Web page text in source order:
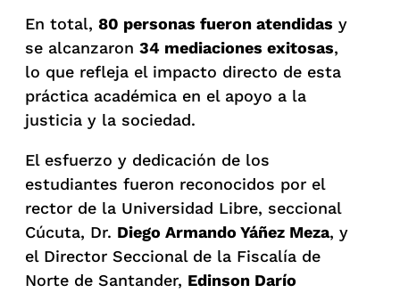
En total, 80 personas fueron atendidas y
se alcanzaron 34 mediaciones exitosas,
lo que refleja el impacto directo de esta
práctica académica en el apoyo a la
justicia y la sociedad.
El esfuerzo y dedicación de los
estudiantes fueron reconocidos por el
rector de la Universidad Libre, seccional
Cúcuta, Dr. Diego Armando Yáñez Meza, y
el Director Seccional de la Fiscalía de
Norte de Santander, Edinson Darío